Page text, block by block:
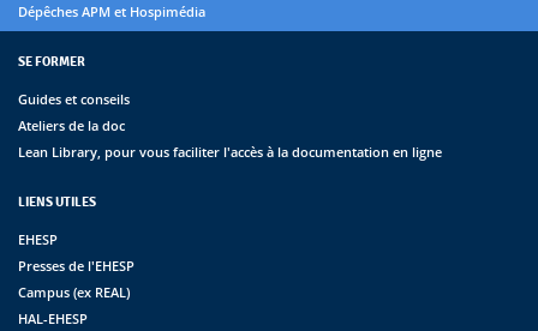
Dépêches APM et Hospimédia
SE FORMER
Guides et conseils
Ateliers de la doc
Lean Library, pour vous faciliter l'accès à la documentation en ligne
LIENS UTILES
EHESP
Presses de l'EHESP
Campus (ex REAL)
HAL-EHESP